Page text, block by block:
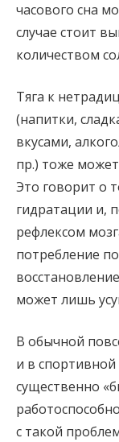
часового сна
случае стоит
количеством
Тяга к
(напитки,
вкусами,
пр.) тоже
Это говорит о
гидратации и,
рефлексом
потребление
может лишь
В обычной
и в
существенно
с такой